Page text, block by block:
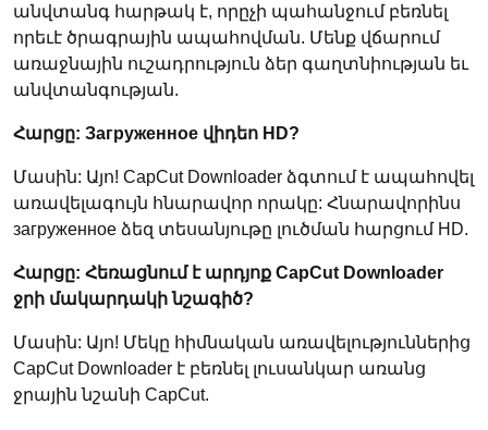
անվտանգ հարթակ է, որըչի պահանջում բեռնել
որեւէ ծրագրային ապահովման. Մենք վճարում
առաջնային ուշադրություն ձեր գաղտնիության եւ
անվտանգության.
Հարցը: Загруженное վիդեո HD?
Մասին: Այո! CapCut Downloader ձգտում է ապահովել
առավելագույն հնարավոր որակը: Հնարավորինս
загруженное ձեզ տեսանյութը լուծման հարցում HD.
Հարցը: Հեռացնում է արդյոք CapCut Downloader
ջրի մակարդակի նշագիծ?
Մասին: Այո! Մեկը հիմնական առավելություններից
CapCut Downloader է բեռնել լուսանկար առանց
ջրային նշանի CapCut.